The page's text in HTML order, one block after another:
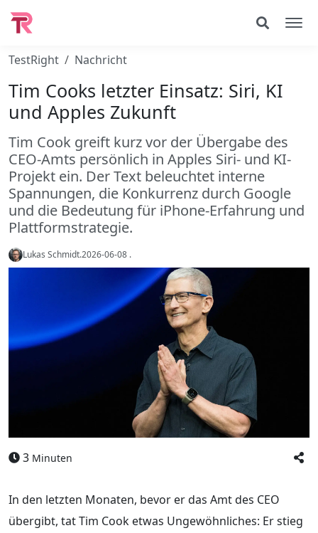
TestRight Nachricht
Tim Cooks letzter Einsatz: Siri, KI
und Apples Zukunft
Tim Cook greift kurz vor der Übergabe des
CEO-Amts persönlich in Apples Siri- und KI-
Projekt ein. Der Text beleuchtet interne
Spannungen, die Konkurrenz durch Google
und die Bedeutung für iPhone-Erfahrung und
Plattformstrategie.
Lukas Schmidt.2026-06-08 .
3 Minuten
In den letzten Monaten, bevor er das Amt des CEO
übergibt, tat Tim Cook etwas Ungewöhnliches: Er stieg